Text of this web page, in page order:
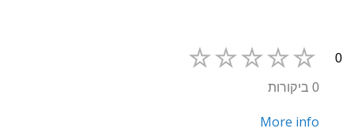
0
0 ביקורות
More info